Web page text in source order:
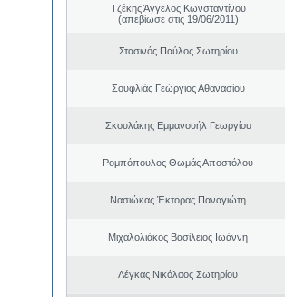
Τζέκης Άγγελος Κωνσταντίνου
(απεβίωσε στις 19/06/2011)
Στασινός Παύλος Σωτηρίου
Σουφλιάς Γεώργιος Αθανασίου
Σκουλάκης Εμμανουήλ Γεωργίου
Ρομπόπουλος Θωμάς Αποστόλου
Νασιώκας Έκτορας Παναγιώτη
Μιχαλολιάκος Βασίλειος Ιωάννη
Λέγκας Νικόλαος Σωτηρίου